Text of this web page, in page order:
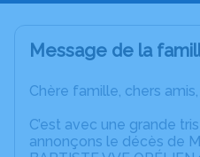
Message de la
Chère famille, chers amis,
C’est avec une grande
annonçons le décès de